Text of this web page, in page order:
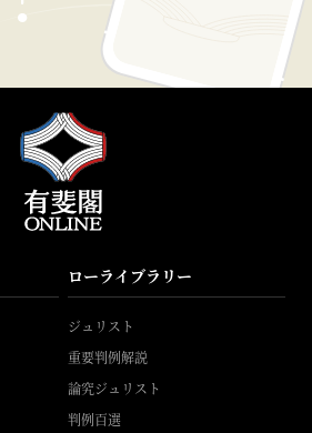
ローライブラリー
ジュリスト
重要判例解説
論究ジュリスト
判例百選